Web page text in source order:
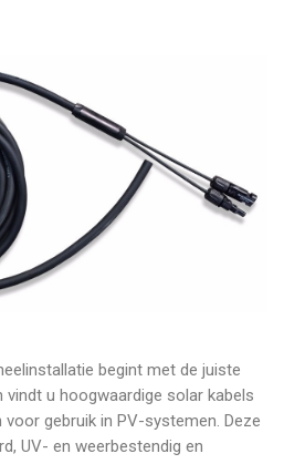
begint met de juiste
vindt u hoogwaardige solar kabels
gebruik in PV-systemen. Deze
UV- en weerbestendig en